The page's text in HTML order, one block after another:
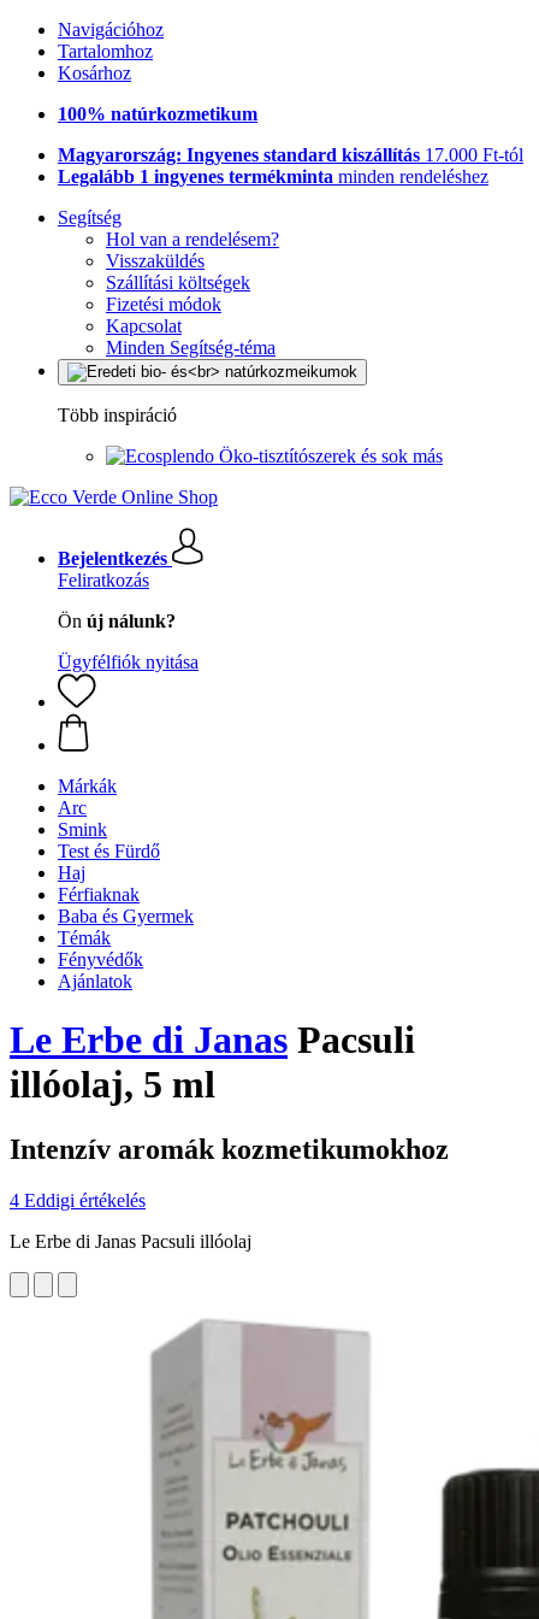
Navigációhoz
Tartalomhoz
Kosárhoz
100% natúrkozmetikum
Magyarország: Ingyenes standard kiszállítás 17.000 Ft-tól
Legalább 1 ingyenes termékminta minden rendeléshez
Segítség
Hol van a rendelésem?
Visszaküldés
Szállítási költségek
Fizetési módok
Kapcsolat
Minden Segítség-téma
Több inspiráció
Öko-tisztítószerek és sok más
Bejelentkezés
Feliratkozás
Ön új nálunk?
Ügyfélfiók nyitása
Márkák
Arc
Smink
Test és Fürdő
Haj
Férfiaknak
Baba és Gyermek
Témák
Fényvédők
Ajánlatok
Le Erbe di Janas Pacsuli
illóolaj, 5 ml
Intenzív aromák kozmetikumokhoz
4 Eddigi értékelés
Le Erbe di Janas Pacsuli illóolaj